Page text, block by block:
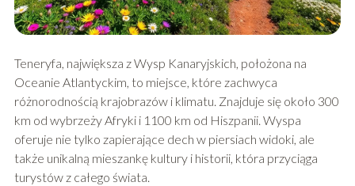
Teneryfa, największa z Wysp Kanaryjskich, położona na
Oceanie Atlantyckim, to miejsce, które zachwyca
różnorodnością krajobrazów i klimatu. Znajduje się około 300
km od wybrzeży Afryki i 1100 km od Hiszpanii. Wyspa
oferuje nie tylko zapierające dech w piersiach widoki, ale
także unikalną mieszankę kultury i historii, która przyciąga
turystów z całego świata.